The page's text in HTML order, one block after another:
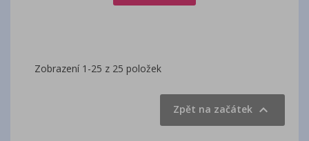
Zobrazení 1-25 z 25 položek
Zpět na začátek 